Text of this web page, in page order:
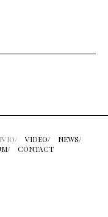
VIDEO/
NEWS/
CONTACT